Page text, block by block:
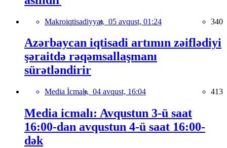
Makroiqtisadiyyat, 05 avqust, 01:24 340
Azərbaycan iqtisadi artımın zəiflədiyi
şəraitdə rəqəmsallaşmanı
sürətləndirir
Media İcmalı, 04 avqust, 16:04 413
Media icmalı: Avqustun 3-ü saat
16:00-dan avqustun 4-ü saat 16:00-
dək